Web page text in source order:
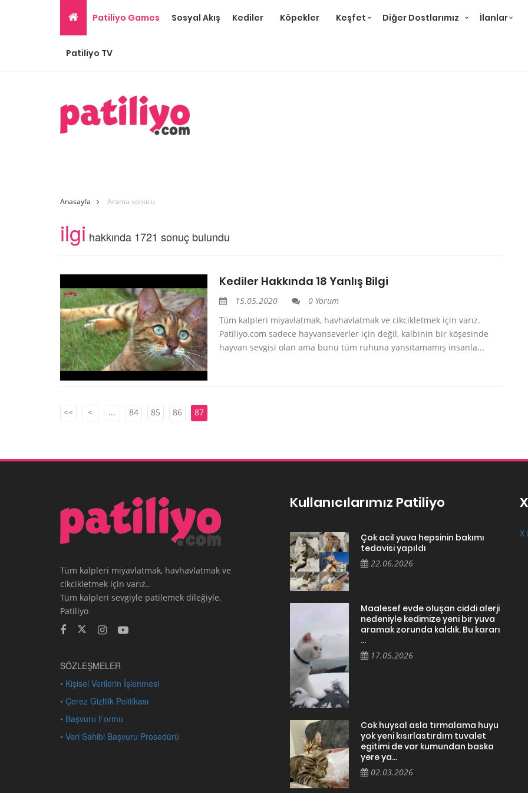
Patiliyo Games Sosyal Akış Kediler Köpekler Keşfet Diğer Dostlarımız İlanlar
Patiliyo TV
Anasayfa Arama sonucu
ilgi hakkında 1721 sonuç bulundu
Kediler Hakkında 18 Yanlış Bilgi
15.05.2020
0 Yorum
Tüm kalpleri miyavlatmak, havhavlatmak ve cikcikletmek için varız.
Patiliyo.com sadece hayvanseverler için değil, kalbinin bir köşesinde
hayvan sevgisi olan ama bunu tüm ruhuna yansıtamamış insanla...
<< < ... 84 85 86 87
Tüm kalpleri miyavlatmak, havhavlatmak ve
cikcikletmek için varız..
Tüm kalpleri sevgiyle patilemek dileğiyle.
Patiliyo
SÖZLEŞMELER
• Kişisel Verilerin İşlenmesi
• Çerez Gizlilik Politikası
• Başvuru Formu
• Veri Sahibi Başvuru Prosedürü
Kullanıcılarımız Patiliyo
Çok acil yuva hepsinin bakımı
tedavisi yapıldı
22.06.2026
Maalesef evde oluşan ciddi alerji
nedeniyle kedimize yeni bir yuva
aramak zorunda kaldık. Bu kararı
...
17.05.2026
Cok huysal asla tırmalama huyu
yok yeni kısırlastırdım tuvalet
egitimi de var kumundan baska
yere ya...
02.03.2026
X